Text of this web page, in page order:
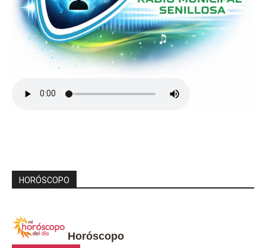
HORÓSCOPO
Horóscopo